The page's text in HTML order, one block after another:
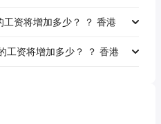
工资将增加多少？ ？ 香港
工资将增加多少？ ？ 香港